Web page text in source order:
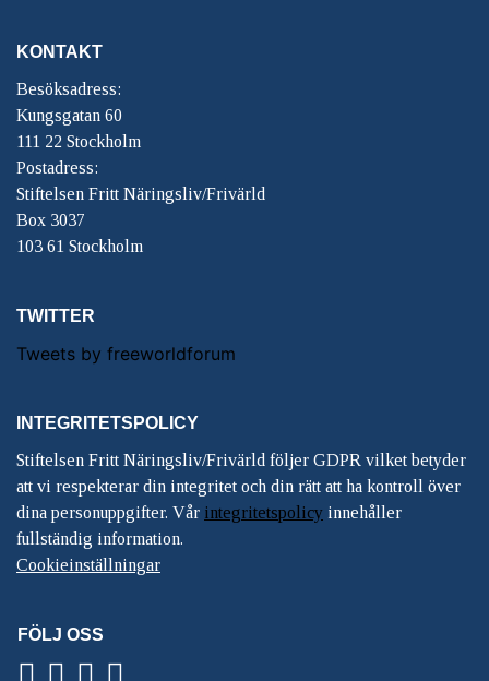
KONTAKT
Besöksadress:
Kungsgatan 60
111 22 Stockholm
Postadress:
Stiftelsen Fritt Näringsliv/Frivärld
Box 3037
103 61 Stockholm
TWITTER
Tweets by freeworldforum
INTEGRITETSPOLICY
Stiftelsen Fritt Näringsliv/Frivärld följer GDPR vilket betyder
att vi respekterar din integritet och din rätt att ha kontroll över
dina personuppgifter. Vår integritetspolicy innehåller
fullständig information.
Cookieinställningar
FÖLJ OSS